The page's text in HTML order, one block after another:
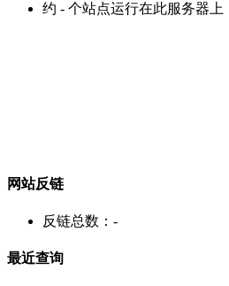
约 - 个站点运行在此服务器上
网站反链
反链总数： -
最近查询